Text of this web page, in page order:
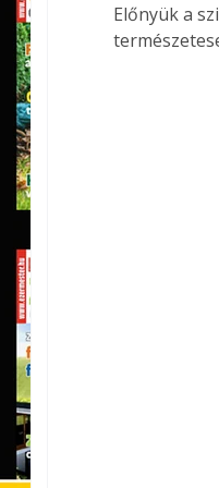
Előnyük a